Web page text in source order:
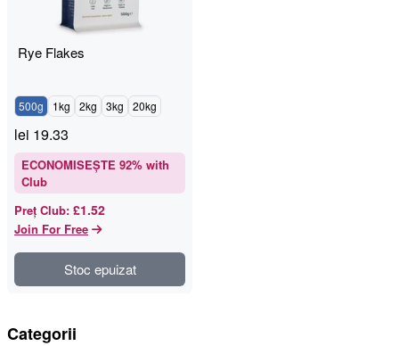
Categorii
Rye Flakes
500g 1kg 2kg 3kg 20kg
lei 19.33
ECONOMISEȘTE 92% with
Club
Preț Club: £1.52
Join For Free
Stoc epuizat